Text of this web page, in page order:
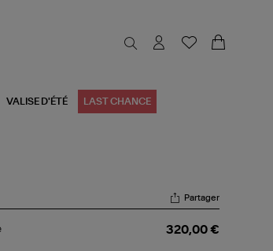
VALISE D'ÉTÉ LAST CHANCE
Partager
320,00 €